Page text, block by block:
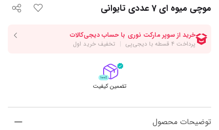
موچی میوه ای 7 عددی تایوانی
تضمین کیفیت
توضیحات محصول